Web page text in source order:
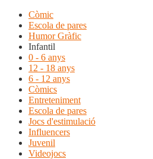
Còmic
Escola de pares
Humor Gràfic
Infantil
0 - 6 anys
12 - 18 anys
6 - 12 anys
Còmics
Entreteniment
Escola de pares
Jocs d'estimulació
Influencers
Juvenil
Videojocs